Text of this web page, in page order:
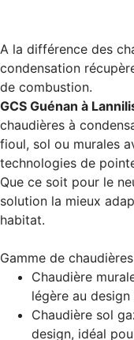
A la différence des
condensation
de combustion.
GCS Guénan à
chaudières à
fioul, sol ou murales
technologies de
Que ce soit pour le
solution la mieux
habitat.
Gamme de
Chaudière
légère au design
Chaudière sol
design, idéal